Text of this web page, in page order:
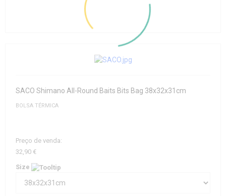
SACO Shimano All-Round Baits Bits Bag 38x32x31cm
BOLSA TÉRMICA
Preço de venda:
32,90 €
Size